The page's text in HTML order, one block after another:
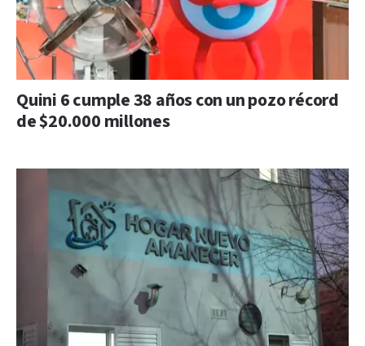
Quini 6 cumple 38 años con un pozo récord
de $20.000 millones